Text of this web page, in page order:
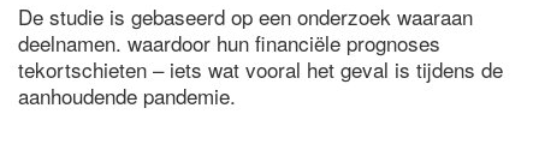
De studie is gebaseerd op een onderzoek waaraan
deelnamen. waardoor hun financiële prognoses
tekortschieten – iets wat vooral het geval is tijdens de
aanhoudende pandemie.